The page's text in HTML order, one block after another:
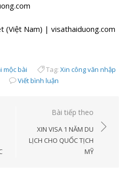
(Việt Nam) | visathaiduong.com
mộc bài Tag: Xin công văn nhập
Viết bình luận
Bài tiếp theo
XIN VISA 1 NĂM DU
LỊCH CHO QUỐC TỊCH
MỸ